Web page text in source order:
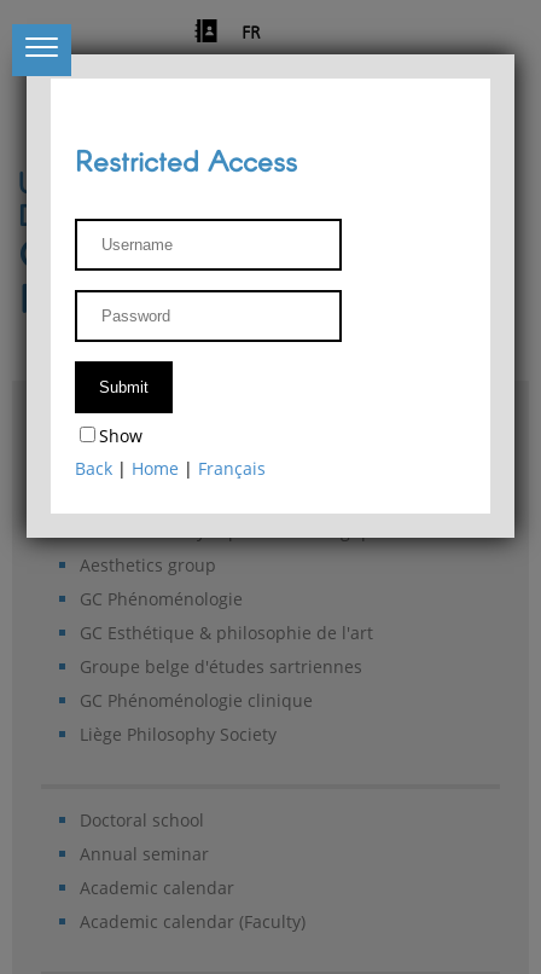
FR
University of Liège
Départment of Philosophy
Center for Phenomenological
Research
Access & maps
Philosophy Department Library
Aesthetics group
GC Phénoménologie
GC Esthétique & philosophie de l'art
Groupe belge d'études sartriennes
GC Phénoménologie clinique
Liège Philosophy Society
Doctoral school
Annual seminar
Academic calendar
Academic calendar (Faculty)
Restricted Access
Show
Back | Home | Français